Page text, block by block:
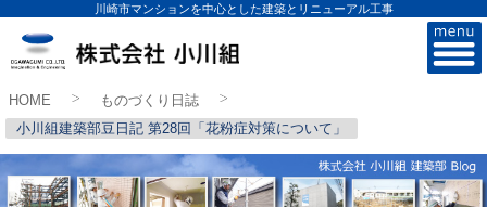
川崎市マンションを中心とした建築とリニューアル工事
HOME >ものづくり日誌
小川組建築部豆日記 第28回「花粉症対策について」